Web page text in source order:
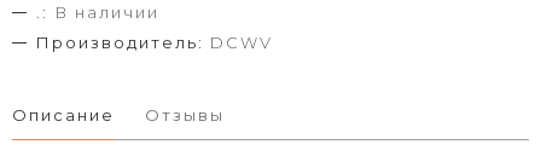
.:
В наличии
Производитель: DCWV
Описание Отзывы